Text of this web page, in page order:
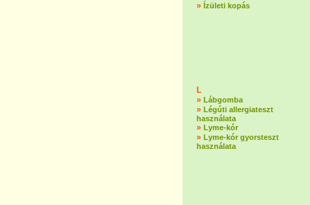
» Ízületi kopás
L
» Lábgomba
» Légúti allergiateszt
használata
» Lyme-kór
» Lyme-kór gyorsteszt
használata